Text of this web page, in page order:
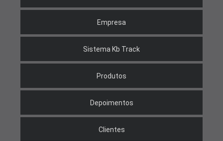
Empresa
Sistema Kb Track
Produtos
Depoimentos
Clientes